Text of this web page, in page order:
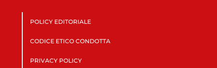
POLICY EDITORIALE
CODICE ETICO CONDOTTA
PRIVACY POLICY